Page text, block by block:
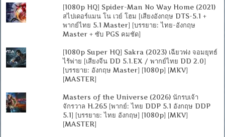
[1080p HQ] Spider-Man No Way Home (2021)
สไปเดอร์แมน โน เวย์ โฮม [เสียงอังกฤษ DTS-5.1 +
พากย์ไทย 5.1 Master] [บรรยาย: ไทย-อังกฤษ
Master + ซับ PGS คมชัด]
[1080p Super HQ] Sakra (2023) เฉียวฟง จอมยุทธ์
ไร้พ่าย [เสียงจีน DD 5.1.EX / พากย์ไทย DD 2.0]
[บรรยาย: อังกฤษ Master] [1080p] [MKV]
[MASTER]
Masters of the Universe (2026) นักรบเจ้า
จักรวาล H.265 [พากย์: ไทย DDP 5.1 อังกฤษ DDP
5.1] [บรรยาย: ไทย อังกฤษ] [1080p] [MKV]
[MASTER]